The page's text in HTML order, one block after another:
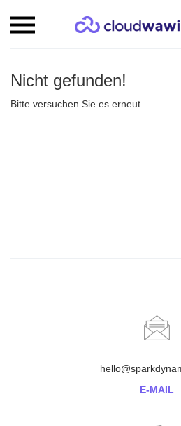
Nicht gefunden!
Bitte versuchen Sie es erneut.
E-MAIL